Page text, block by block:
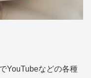
YouTubeなどの各種